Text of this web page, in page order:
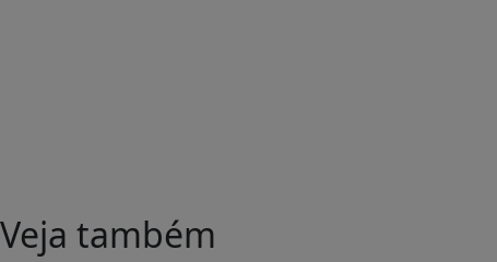
Veja também